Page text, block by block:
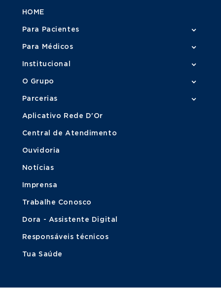
HOME
Para Pacientes
Para Médicos
Institucional
O Grupo
Parcerias
Aplicativo Rede D'Or
Central de Atendimento
Ouvidoria
Notícias
Imprensa
Trabalhe Conosco
Dora - Assistente Digital
Responsáveis técnicos
Tua Saúde